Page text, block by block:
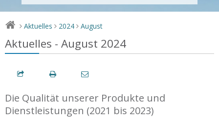
> Aktuelles > 2024 > August
Aktuelles - August 2024
Die Qualität unserer Produkte und
Dienstleistungen (2021 bis 2023)